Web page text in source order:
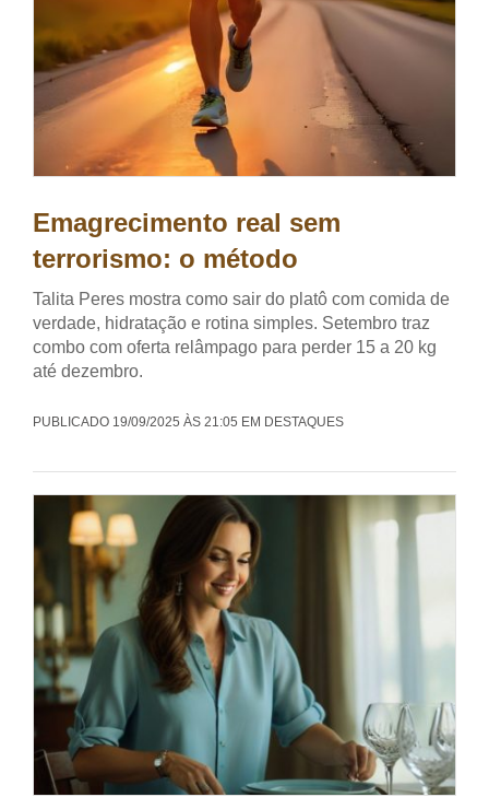
Emagrecimento real sem
terrorismo: o método
Talita Peres mostra como sair do platô com comida de
verdade, hidratação e rotina simples. Setembro traz
combo com oferta relâmpago para perder 15 a 20 kg
até dezembro.
PUBLICADO 19/09/2025 ÀS 21:05 EM DESTAQUES